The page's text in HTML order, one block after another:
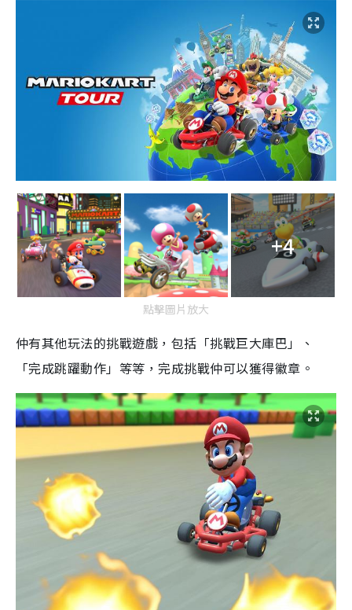
+4
點擊圖片放大
仲有其他玩法的挑戰遊戲，包括「挑戰巨大庫巴」、
「完成跳躍動作」等等，完成挑戰仲可以獲得徽章 。